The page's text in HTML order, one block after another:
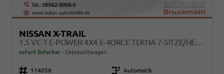
NISSAN X-TRAIL
1.5 VC-T E-POWER 4X4 E-4ORCE TEKNA 7-SITZE/HEAD-UP/SCHIEBEDACH/METALLIC
sofort lieferbar Gebrauchtwagen
Fahrzeugnr. 114058 Getriebe Automatik